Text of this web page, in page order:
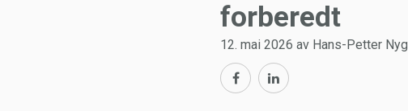
forberedt
12. mai 2026 av Hans-Petter